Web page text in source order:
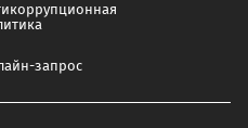
запрос